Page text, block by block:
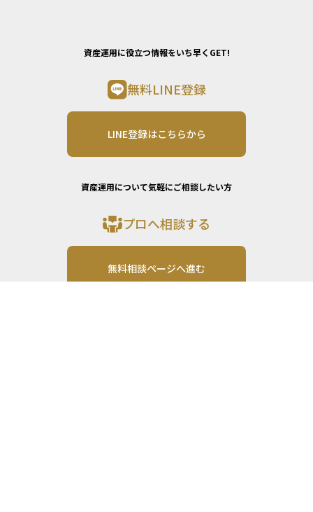
資産運用に役立つ情報をいち早くGET!
無料LINE登録
LINE登録はこちらから
資産運用について気軽にご相談したい方
プロへ相談する
無料相談ページへ進む